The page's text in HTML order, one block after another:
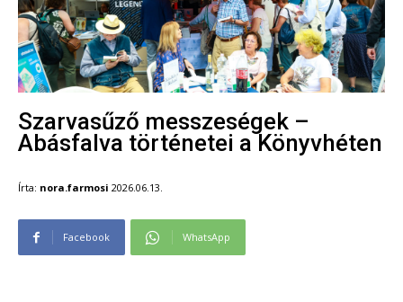
Szarvasűző messzeségek –
Abásfalva történetei a Könyvhéten
Írta: nora.farmosi 2026.06.13.
Facebook WhatsApp